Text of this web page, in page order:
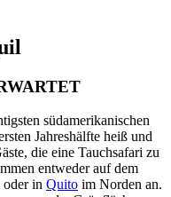
südamerikanischen
Jahreshälfte heiß und
die eine Tauchsafari zu
entweder auf dem
oder in Quito im Norden an.